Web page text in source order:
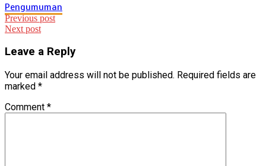
Pengumuman
Post
navigation
Previous post
Next post
Leave a Reply
Your email address will not be published. Required fields are
marked *
Comment *